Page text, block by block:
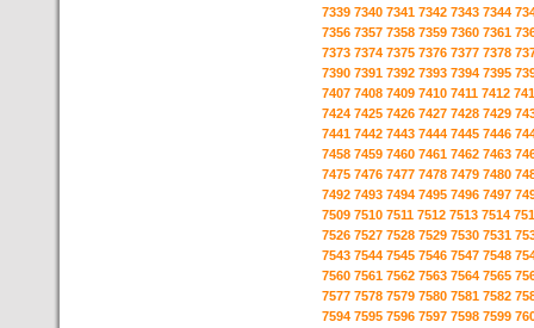
7339 7340 7341 7342 7343 7344
7356 7357 7358 7359 7360 7361
7373 7374 7375 7376 7377 7378
7390 7391 7392 7393 7394 7395
7407 7408 7409 7410 7411 7412
7424 7425 7426 7427 7428 7429
7441 7442 7443 7444 7445 7446
7458 7459 7460 7461 7462 7463
7475 7476 7477 7478 7479 7480
7492 7493 7494 7495 7496 7497
7509 7510 7511 7512 7513 7514
7526 7527 7528 7529 7530 7531
7543 7544 7545 7546 7547 7548
7560 7561 7562 7563 7564 7565
7577 7578 7579 7580 7581 7582
7594 7595 7596 7597 7598 7599